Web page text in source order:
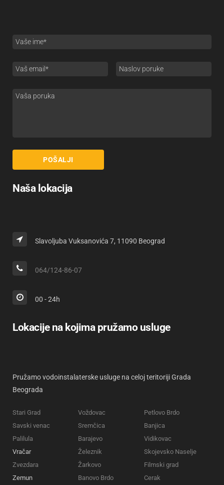
Naša lokacija
Slavoljuba Vuksanovića 7, 11090 Beograd
064/124-86-07
00 - 24h
Lokacije na kojima pružamo usluge
Pružamo vodoinstalaterske usluge na celoj teritoriji Grada
Beograda
Stari Grad
Savski venac
Palilula
Vračar
Zvezdara
Zemun
Voždovac
Sremčica
Barajevo
Železnik
Žarkovo
Banovo Brdo
Petlovo Brdo
Banjica
Vidikovac
Skojevsko Naselje
Filmski grad
Cerak